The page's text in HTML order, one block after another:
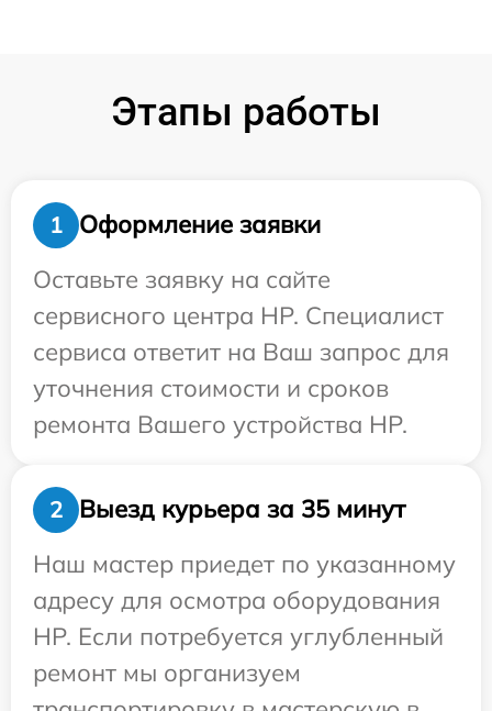
Этапы работы
1
Оформление заявки
Оставьте заявку на сайте
сервисного центра HP. Специалист
сервиса ответит на Ваш запрос для
уточнения стоимости и сроков
ремонта Вашего устройства HP.
2
Выезд курьера за 35 минут
Наш мастер приедет по указанному
адресу для осмотра оборудования
HP. Если потребуется углубленный
ремонт мы организуем